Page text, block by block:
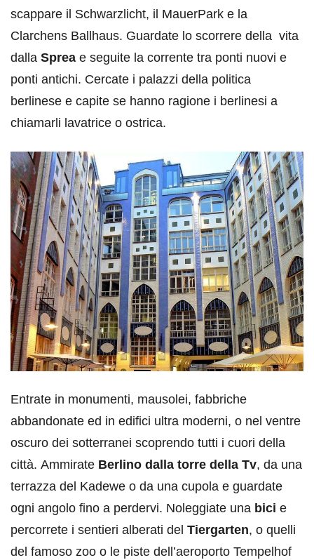
scappare il Schwarzlicht, il MauerPark e la
Clarchens Ballhaus. Guardate lo scorrere della vita
dalla Sprea e seguite la corrente tra ponti nuovi e
ponti antichi. Cercate i palazzi della politica
berlinese e capite se hanno ragione i berlinesi a
chiamarli lavatrice o ostrica.
Entrate in monumenti, mausolei, fabbriche
abbandonate ed in edifici ultra moderni, o nel ventre
oscuro dei sotterranei scoprendo tutti i cuori della
città. Ammirate Berlino dalla torre della Tv, da una
terrazza del Kadewe o da una cupola e guardate
ogni angolo fino a perdervi. Noleggiate una bici e
percorrete i sentieri alberati del Tiergarten, o quelli
del famoso zoo o le piste dell’aeroporto Tempelhof